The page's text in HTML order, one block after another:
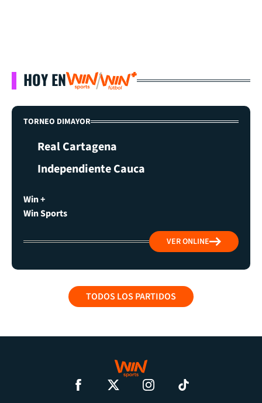
HOY EN
TORNEO DIMAYOR
Real Cartagena
Independiente Cauca
Win +
Win Sports
VER ONLINE
TODOS LOS PARTIDOS